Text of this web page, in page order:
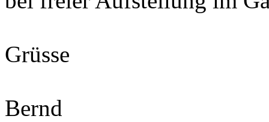
Grüsse
Bernd